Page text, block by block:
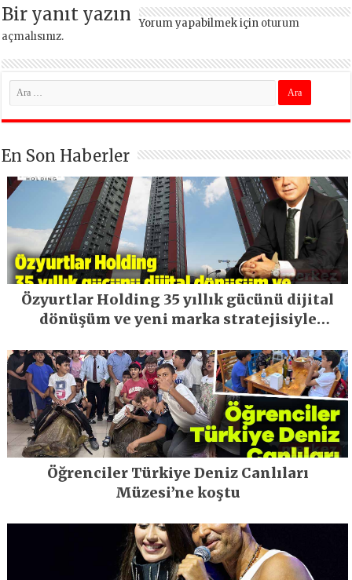
Bir yanıt yazın Yorum yapabilmek için oturum
açmalısınız.
En Son Haberler
Özyurtlar Holding 35 yıllık gücünü dijital
dönüşüm ve yeni marka stratejisiyle
Öğrenciler Türkiye Deniz Canlıları
Müzesi’ne koştu